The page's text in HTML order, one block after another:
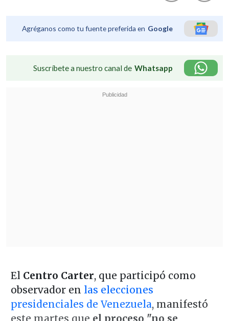
Agréganos como tu fuente preferida en Google
Suscríbete a nuestro canal de Whatsapp
El Centro Carter, que participó como
observador en las elecciones
presidenciales de Venezuela, manifestó
este martes que el proceso "no se